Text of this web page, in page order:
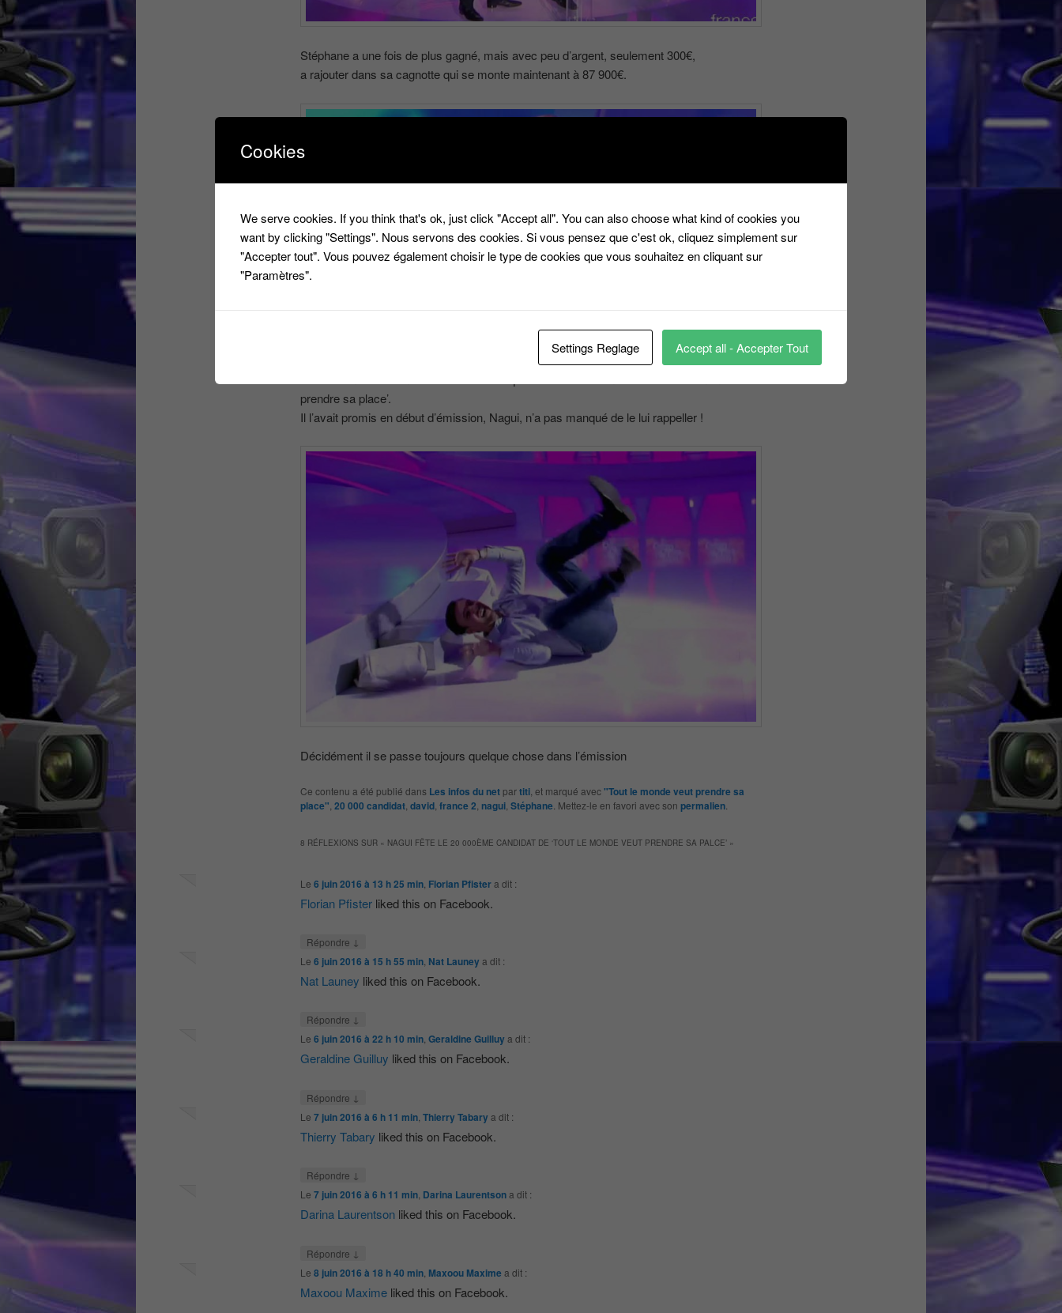
Stéphane a une fois de plus gagné, mais avec peu d’argent, seulement 300€,
a rajouter dans sa cagnotte qui se monte maintenant à 87 900€.
prendre sa place’.
Il l’avait promis en début d’émission, Nagui, n’a pas manqué de le lui rappeller !
Décidément il se passe toujours quelque chose dans l’émission
Ce contenu a été publié dans Les infos du netpartiti, et marqué avec"Tout le monde veut prendre sa
place" 20 000 candidat, david, france 2 nagui, Stéphane . Mettez-le en favori avec son permalien.
8 RÉFLEXIONS SUR « NAGUI FÊTE LE 20 000ÈME CANDIDAT DE ‘TOUT LE MONDE VEUT PRENDRE SA PALCE’»
Le 6 juin 2016 à 13 h 25 min, Florian Pfistera dit :
Florian Pfisterliked this on Facebook.
Répondre ↓
Le 6 juin 2016 à 15 h 55 min, Nat Launeya dit :
Nat Launey liked this on Facebook.
Répondre ↓
Le 6 juin 2016 à 22 h 10 min, Geraldine Guilluya dit :
Geraldine Guilluy liked this on Facebook.
Répondre ↓
Le 7 juin 2016 à 6 h 11 min, Thierry Tabarya dit :
Thierry Tabary liked this on Facebook.
Répondre ↓
Le 7 juin 2016 à 6 h 11 min, Darina Laurentsona dit :
Darina Laurentsonliked this on Facebook.
Répondre ↓
Le 8 juin 2016 à 18 h 40 min, Maxoou Maxime a dit :
Maxoou Maximeliked this on Facebook.
Cookies
We serve cookies. If you think that's ok, just click "Accept all". You can also choose what kind of cookies you
want by clicking "Settings". Nous servons des cookies. Si vous pensez que c'est ok, cliquez simplement sur
"Accepter tout". Vous pouvez également choisir le type de cookies que vous souhaitez en cliquant sur
"Paramètres".
Settings Reglage Accept all - Accepter Tout